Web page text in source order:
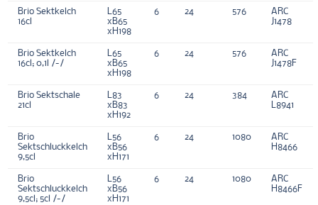
Brio Sektkelch
16cl
L65
xB65
xH198
6 24 576
ARC
J1478
Brio Sektkelch
16cl; 0,1l /-/
L65
xB65
xH198
6 24 576
ARC
J1478F
Brio Sektschale
21cl
L83
xB83
xH192
6 24 384
ARC
L8941
Brio
Sektschluckkelch
9,5cl
L56
xB56
xH171
6 24 1080
ARC
H8466
Brio
Sektschluckkelch
9,5cl; 5cl /-/
L56
xB56
xH171
6 24 1080
ARC
H8466F